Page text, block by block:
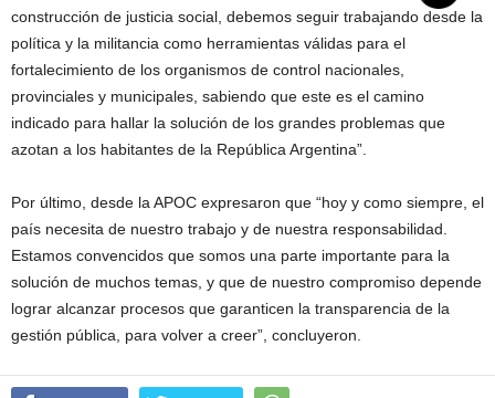
construcción de justicia social, debemos seguir trabajando desde la
política y la militancia como herramientas válidas para el
fortalecimiento de los organismos de control nacionales,
provinciales y municipales, sabiendo que este es el camino
indicado para hallar la solución de los grandes problemas que
azotan a los habitantes de la República Argentina”.
Por último, desde la APOC expresaron que “hoy y como siempre, el
país necesita de nuestro trabajo y de nuestra responsabilidad.
Estamos convencidos que somos una parte importante para la
solución de muchos temas, y que de nuestro compromiso depende
lograr alcanzar procesos que garanticen la transparencia de la
gestión pública, para volver a creer”, concluyeron.